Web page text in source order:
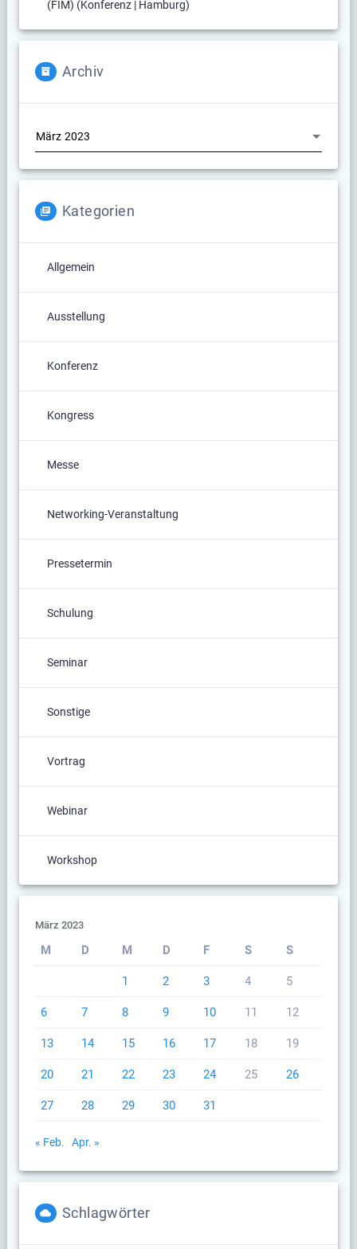
(FIM) (Konferenz | Hamburg)
Archiv
Kategorien
Allgemein
Ausstellung
Konferenz
Kongress
Messe
Networking-Veranstaltung
Pressetermin
Schulung
Seminar
Sonstige
Vortrag
Webinar
Workshop
März 2023
M D M D F S S
1 2 3 4 5
6 7 8 9 10 11 12
13 14 15 16 17 18 19
20 21 22 23 24 25 26
27 28 29 30 31
« Feb. Apr. »
Schlagwörter